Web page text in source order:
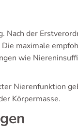
Nach der
maximale
wie
Nierenfunktion
Körpermasse.